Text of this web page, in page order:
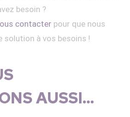
besoin ?
contacterpour que nous
solution à vos besoins !
AUSSI...